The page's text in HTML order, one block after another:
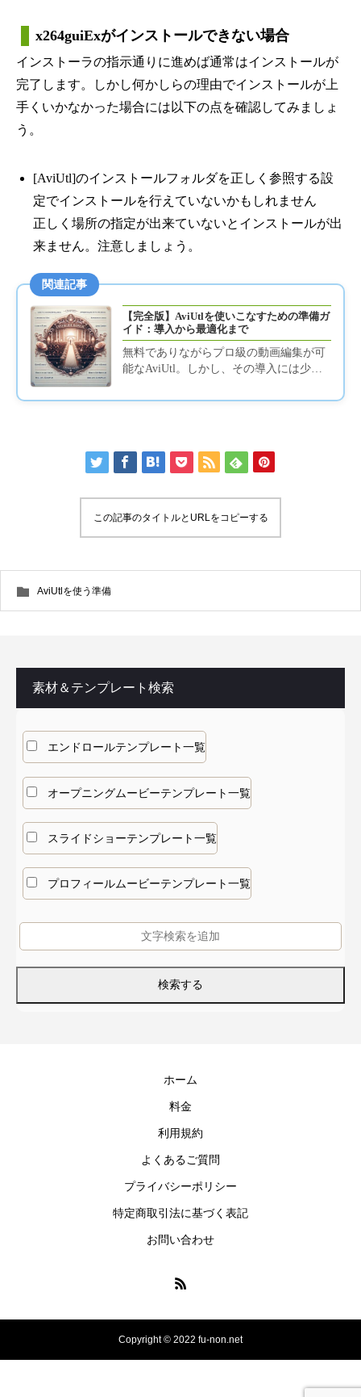
x264guiExがインストールできない場合
インストーラの指示通りに進めば通常はインストールが
完了します。しかし何かしらの理由でインストールが上
手くいかなかった場合には以下の点を確認してみましょ
う。
[AviUtl]のインストールフォルダを正しく参照する設
定でインストールを行えていないかもしれません
正しく場所の指定が出来ていないとインストールが出
来ません。注意しましょう。
関連記事
【完全版】AviUtlを使いこなすための準備ガ
イド：導入から最適化まで
無料でありながらプロ級の動画編集が可
能なAviUtl。しかし、その導入には少し
ジでは、AviUtl本体の...
この記事のタイトルとURLをコピーする
AviUtlを使う準備
素材＆テンプレート検索
エンドロールテンプレート一覧
オープニングムービーテンプレート一覧
スライドショーテンプレート一覧
プロフィールムービーテンプレート一覧
ホーム
料金
利用規約
よくあるご質問
プライバシーポリシー
特定商取引法に基づく表記
お問い合わせ
Copyright © 2022 fu-non.net